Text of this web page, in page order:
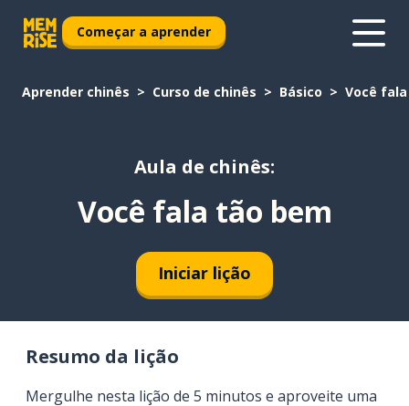
Começar a aprender
Aprender chinês Curso de chinês Básico Você
Aula de chinês:
Você fala tão bem
Iniciar lição
Resumo da lição
Mergulhe nesta lição de 5 minutos e aproveite uma